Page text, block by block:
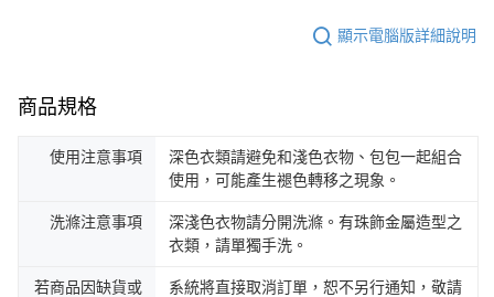
顯示電腦版詳細說明
商品規格
使用注意事項
深色衣類請避免和淺色衣物、包包一起組合
使用，可能產生褪色轉移之現象。
洗滌注意事項
深淺色衣物請分開洗滌。有珠飾金屬造型之
衣類，請單獨手洗。
若商品因缺貨或
系統將直接取消訂單，恕不另行通知，敬請